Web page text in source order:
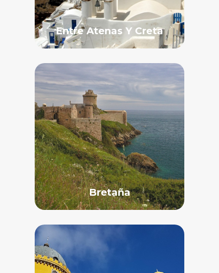
Entre Atenas Y Creta
Bretaña